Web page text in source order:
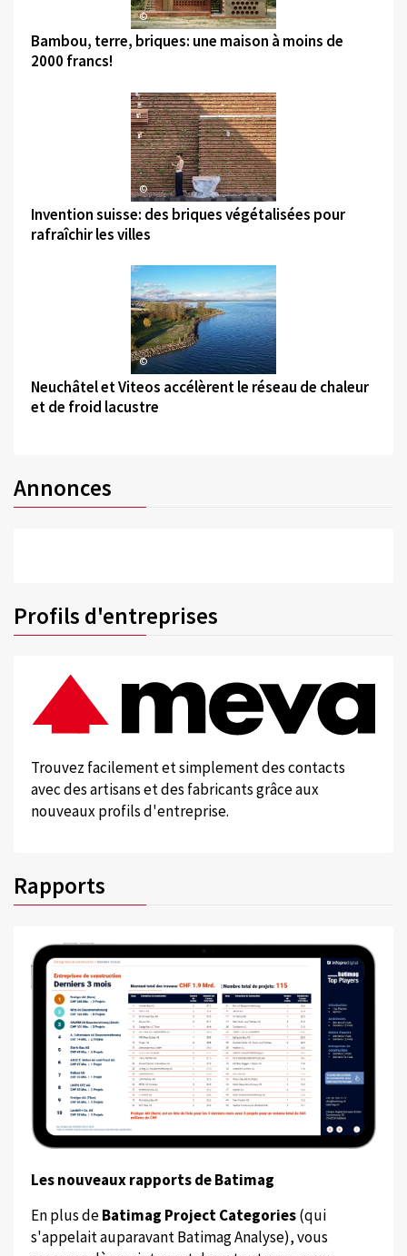
©
Bambou, terre, briques: une maison à moins de
2000 francs!
©
Invention suisse: des briques végétalisées pour
rafraîchir les villes
©
Neuchâtel et Viteos accélèrent le réseau de chaleur
et de froid lacustre
Annonces
Profils d'entreprises
Trouvez facilement et simplement des contacts
avec des artisans et des fabricants grâce aux
nouveaux profils d'entreprise.
Rapports
Les nouveaux rapports de Batimag
En plus deBatimag Project Categories(qui
s'appelait auparavant Batimag Analyse), vous